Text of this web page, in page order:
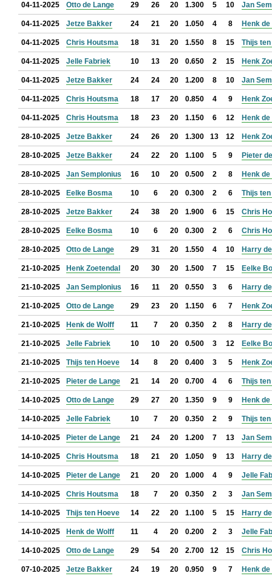
04-11-2025 Otto de Lange 29 26 20 1.300 5 10 Jan
04-11-2025 Jetze Bakker 24 21 20 1.050 4 8 Henk
04-11-2025 Chris Houtsma 18 31 20 1.550 8 15 Thijs
04-11-2025 Jelle Fabriek 10 13 20 0.650 2 15 Henk
04-11-2025 Jetze Bakker 24 24 20 1.200 8 10 Jan
04-11-2025 Chris Houtsma 18 17 20 0.850 4 9 Henk
04-11-2025 Chris Houtsma 18 23 20 1.150 6 12 Henk
28-10-2025 Jetze Bakker 24 26 20 1.300 13 12 Henk
28-10-2025 Jetze Bakker 24 22 20 1.100 5 9 Pieter
28-10-2025 Jan Semplonius 16 10 20 0.500 2 8 Henk
28-10-2025 Eelke Bosma 10 6 20 0.300 2 6 Thijs
28-10-2025 Jetze Bakker 24 38 20 1.900 6 15 Chris
28-10-2025 Eelke Bosma 10 6 20 0.300 2 6 Chris
28-10-2025 Otto de Lange 29 31 20 1.550 4 10 Harry
21-10-2025 Henk Zoetendal 20 30 20 1.500 7 15 Eelke
21-10-2025 Jan Semplonius 16 11 20 0.550 3 6 Harry
21-10-2025 Otto de Lange 29 23 20 1.150 6 7 Henk
21-10-2025 Henk de Wolff 11 7 20 0.350 2 8 Harry
21-10-2025 Jelle Fabriek 10 10 20 0.500 3 12 Eelke
21-10-2025 Thijs ten Hoeve 14 8 20 0.400 3 5 Henk
21-10-2025 Pieter de Lange 21 14 20 0.700 4 6 Thijs
14-10-2025 Otto de Lange 29 27 20 1.350 9 9 Henk
14-10-2025 Jelle Fabriek 10 7 20 0.350 2 9 Thijs
14-10-2025 Pieter de Lange 21 24 20 1.200 7 13 Jan
14-10-2025 Chris Houtsma 18 21 20 1.050 9 13 Harry
14-10-2025 Pieter de Lange 21 20 20 1.000 4 9 Jelle
14-10-2025 Chris Houtsma 18 7 20 0.350 2 3 Jan
14-10-2025 Thijs ten Hoeve 14 22 20 1.100 5 15 Harry
14-10-2025 Henk de Wolff 11 4 20 0.200 2 3 Jelle
14-10-2025 Otto de Lange 29 54 20 2.700 12 15 Chris
07-10-2025 Jetze Bakker 24 19 20 0.950 9 7 Henk